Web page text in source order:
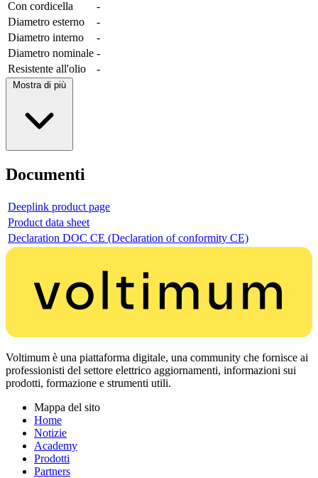
Con cordicella
-
Diametro esterno
-
Diametro interno
-
Diametro nominale -
Resistente all'olio
-
Mostra di più
Documenti
Deeplink product page
Product data sheet
Declaration DOC CE (Declaration of conformity CE)
Voltimum è una piattaforma digitale, una community che fornisce ai
professionisti del settore elettrico aggiornamenti, informazioni sui
prodotti, formazione e strumenti utili.
Mappa del sito
Home
Notizie
Academy
Prodotti
Partners